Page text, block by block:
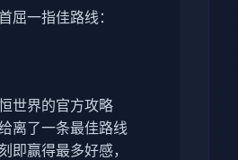
屈一指佳路线：
世界的官方攻略
离了一条最佳路线
赢得最多好感，